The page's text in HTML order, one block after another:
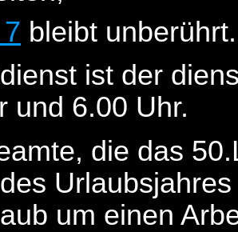
bleibt unberührt.
ist der
und 6.00 Uhr.
die das
um einen